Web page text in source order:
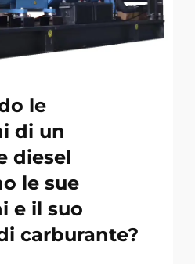
le
di un
diesel
le sue
e il suo
carburante?